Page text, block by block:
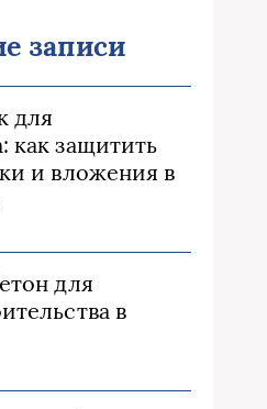
записи
для
как защитить
и вложения в
для
в